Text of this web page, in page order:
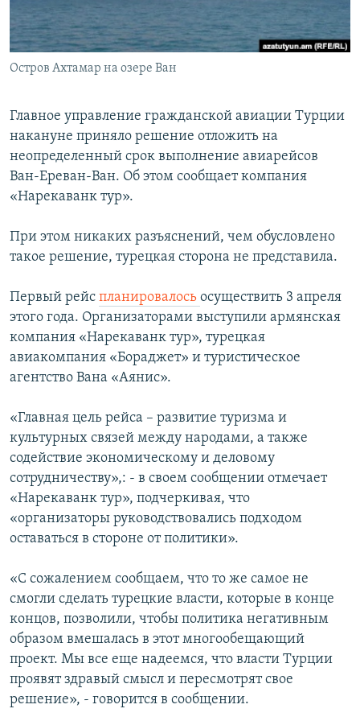
Հայերեն
English
Все сайты Радио Азатутюн
Остров Ахтамар на озере Ван
Главное управление гражданской авиации Турции
накануне приняло решение отложить на
неопределенный срок выполнение авиарейсов
Ван-Ереван-Ван. Об этом сообщает компания
«Нарекаванк тур».
При этом никаких разъяснений, чем обусловлено
такое решение, турецкая сторона не представила.
Первый рейс планировалось осуществить 3 апреля
этого года. Организаторами выступили армянская
компания «Нарекаванк тур», турецкая
авиакомпания «Бораджет» и туристическое
агентство Вана «Аянис».
«Главная цель рейса – развитие туризма и
культурных связей между народами, а также
содействие экономическому и деловому
сотрудничеству»,: - в своем сообщении отмечает
«Нарекаванк тур», подчеркивая, что
«организаторы руководствовались подходом
оставаться в стороне от политики».
«С сожалением сообщаем, что то же самое не
смогли сделать турецкие власти, которые в конце
концов, позволили, чтобы политика негативным
образом вмешалась в этот многообещающий
проект. Мы все еще надеемся, что власти Турции
проявят здравый смысл и пересмотрят свое
решение», - говорится в сообщении.